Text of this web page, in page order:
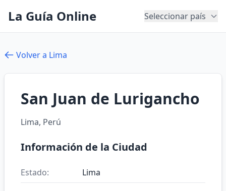
La Guía Online Seleccionar país
Volver a Lima
San Juan de Lurigancho
Lima, Perú
Información de la Ciudad
Estado: Lima